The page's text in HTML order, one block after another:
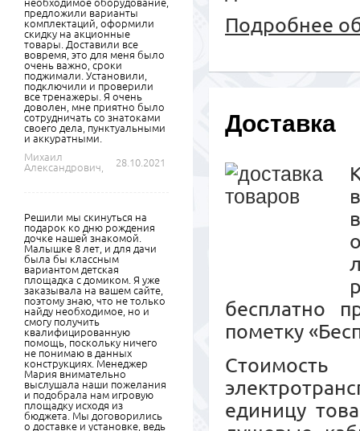
Подробнее
Доставка
бесплатно
пометку
единицу
необходимое оборудование,
предложили варианты
комплектаций, оформили
скидку на акционные
товары. Доставили все
вовремя, это для меня было
очень важно, сроки
поджимали. Установили,
подключили и проверили
все тренажеры. Я очень
доволен, мне приятно было
сотрудничать со знатоками
своего дела, пунктуальными
и аккуратными.
Михаил
Александрович,
28.10.2021
Решили мы скинуться на
подарок ко дню рождения
дочке нашей знакомой.
Малышке 8 лет, и для дачи
была бы классным
вариантом детская
площадка с домиком. Я уже
заказывала на вашем сайте,
поэтому знаю, что не только
найду необходимое, но и
смогу получить
квалифицированную
помощь, поскольку ничего
не понимаю в данных
конструкциях. Менеджер
Мария внимательно
выслушала наши пожелания
и подобрала нам игровую
площадку исходя из
бюджета. Мы договорились
о доставке и установке, ведь